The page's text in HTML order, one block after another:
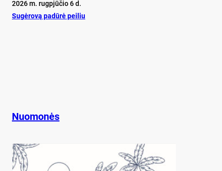
2026 m. rugpjūčio 6 d.
Su­gė­ro­vą pa­dū­rė pei­liu
Nuomonės